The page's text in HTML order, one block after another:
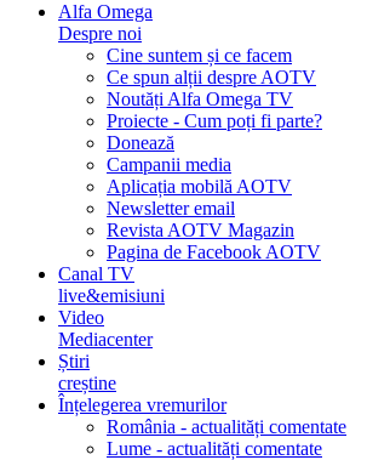
Alfa Omega
Despre noi
Cine suntem și ce facem
Ce spun alții despre AOTV
Noutăți Alfa Omega TV
Proiecte - Cum poți fi parte?
Donează
Campanii media
Aplicația mobilă AOTV
Newsletter email
Revista AOTV Magazin
Pagina de Facebook AOTV
Canal TV
live&emisiuni
Video
Mediacenter
Știri
creștine
Înțelegerea vremurilor
România - actualități comentate
Lume - actualități comentate